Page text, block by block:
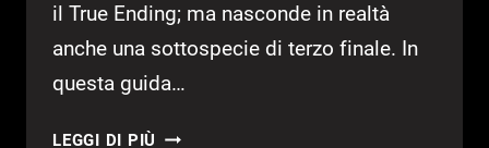
il True Ending; ma nasconde in realtà
anche una sottospecie di terzo finale. In
questa guida…
LEGGI DI PIÙ LOH:TRAILS